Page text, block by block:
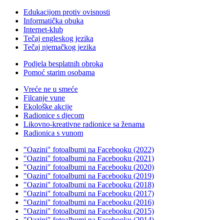
Edukacijom protiv ovisnosti
Informatička obuka
Internet-klub
Tečaj engleskog jezika
Tečaj njemačkog jezika
Podjela besplatnih obroka
Pomoć starim osobama
Vreće ne u smeće
Filcanje vune
Ekološke akcije
Radionice s djecom
Likovno-kreativne radionice sa ženama
Radionica s vunom
"Oazini" fotoalbumi na Facebooku (2022)
"Oazini" fotoalbumi na Facebooku (2021)
"Oazini" fotoalbumi na Facebooku (2020)
"Oazini" fotoalbumi na Facebooku (2019)
"Oazini" fotoalbumi na Facebooku (2018)
"Oazini" fotoalbumi na Facebooku (2017)
"Oazini" fotoalbumi na Facebooku (2016)
"Oazini" fotoalbumi na Facebooku (2015)